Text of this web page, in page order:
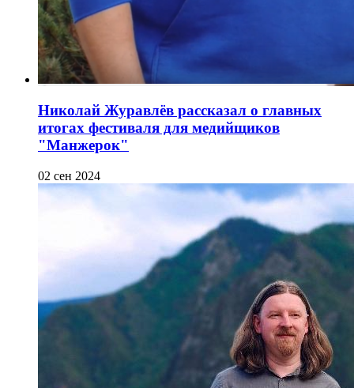
Николай Журавлёв рассказал о главных
итогах фестиваля для медийщиков
"Манжерок"
02 сен 2024